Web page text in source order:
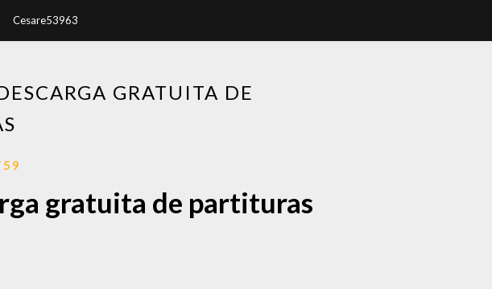
Cesare53963
GRATUITA DE
gratuita de partituras